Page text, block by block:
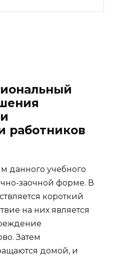
работников
данного учебного
заочной форме. В
короткий
на них является
Затем
домой, и